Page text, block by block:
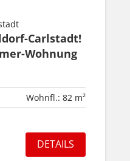
Carlstadt!
Wohnung
Wohnfl.: 82 m²
DETAILS